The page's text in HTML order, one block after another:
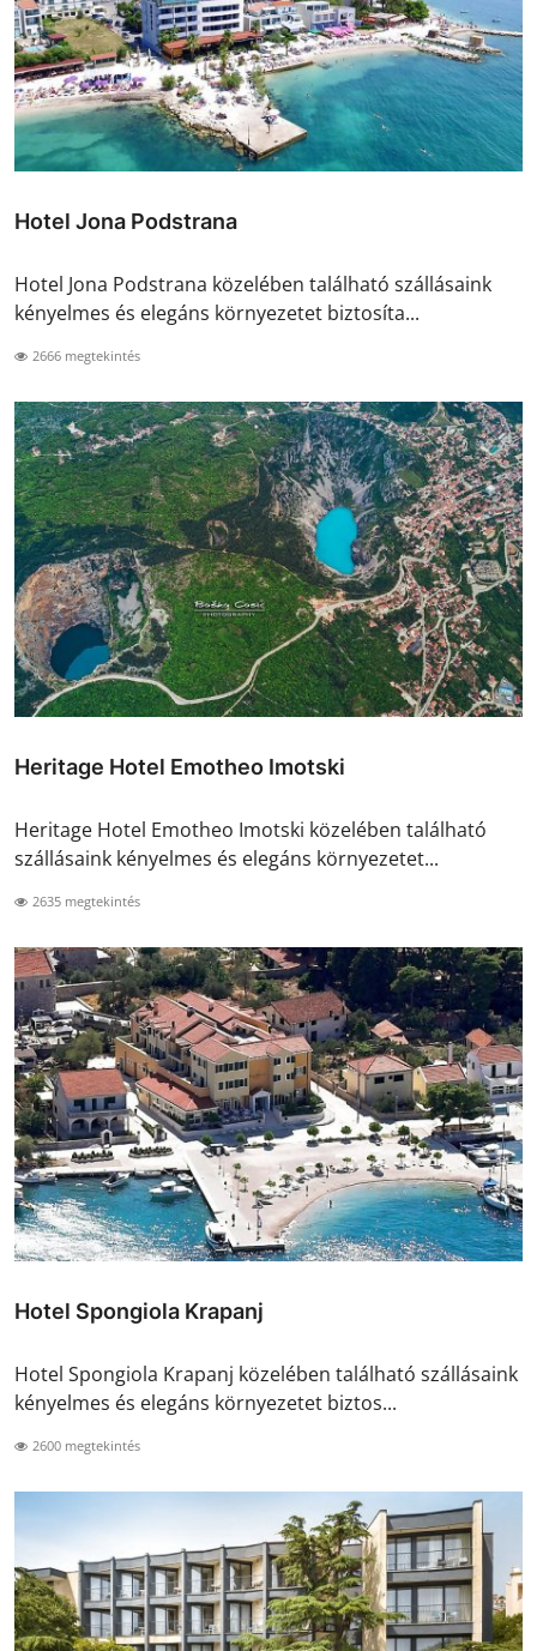
Hotel Jona Podstrana
Hotel Jona Podstrana közelében található szállásaink
kényelmes és elegáns környezetet biztosíta...
2666 megtekintés
Heritage Hotel Emotheo Imotski
Heritage Hotel Emotheo Imotski közelében található
szállásaink kényelmes és elegáns környezetet...
2635 megtekintés
Hotel Spongiola Krapanj
Hotel Spongiola Krapanj közelében található szállásaink
kényelmes és elegáns környezetet biztos...
2600 megtekintés